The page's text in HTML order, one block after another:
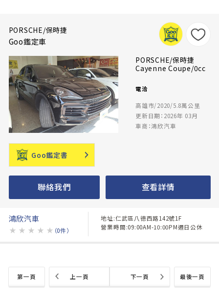
PORSCHE/保時捷
Goo鑑定車
PORSCHE/保時捷
Cayenne Coupe/0cc
電洽
高雄市/2020/5.8萬公里
更新日期：2026年 03月
車商：鴻欣汽車
Goo鑑定書
聯絡我們 查看詳情
鴻欣汽車
★ ★ ★ ★ ★ （0件）
地址:仁武區八德西路142號1F
營業時間:09:00AM-10:00PM週日公休
第一頁 最後一頁
上一頁 下一頁